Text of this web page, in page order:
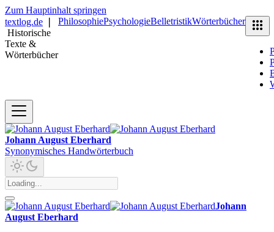
Zum Hauptinhalt springen
textlog.de
Historische
Texte &
Wörterbücher
PhilosophiePsychologieBelletristikWörterbücher
Johann August Eberhard
Synonymisches Handwörterbuch
Johann
August Eberhard